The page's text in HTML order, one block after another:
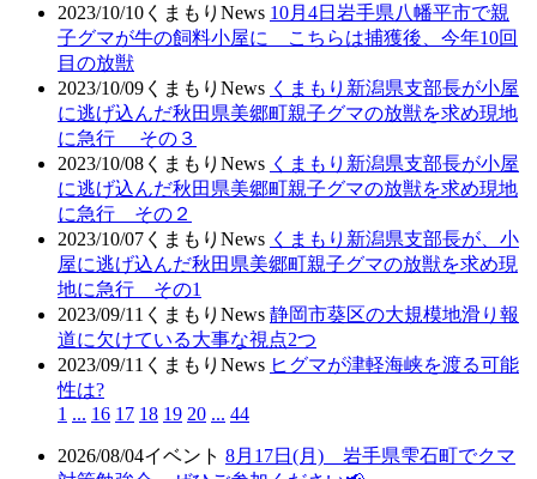
2023/10/10 くまもりNews 10月4日岩手県八幡平市で親
子グマが牛の飼料小屋に こちらは捕獲後、今年10回
目の放獣
2023/10/09 くまもりNews くまもり新潟県支部長が小屋
に逃げ込んだ秋田県美郷町親子グマの放獣を求め現地
に急行 その３
2023/10/08 くまもりNews くまもり新潟県支部長が小屋
に逃げ込んだ秋田県美郷町親子グマの放獣を求め現地
に急行 その２
2023/10/07 くまもりNews くまもり新潟県支部長が、小
屋に逃げ込んだ秋田県美郷町親子グマの放獣を求め現
地に急行 その1
2023/09/11 くまもりNews 静岡市葵区の大規模地滑り報
道に欠けている大事な視点2つ
2023/09/11 くまもりNews ヒグマが津軽海峡を渡る可能
性は?
1 ... 16 17 18 19 20 ... 44
2026/08/04イベント 8月17日(月) 岩手県雫石町でクマ